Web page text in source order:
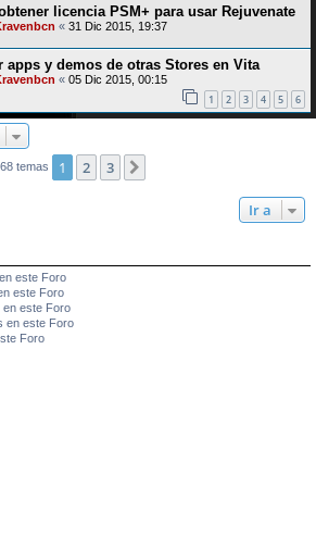
licencia PSM+ para usar Rejuvenate
« 31 Dic 2015, 19:37
apps y demos de otras Stores en Vita
« 05 Dic 2015, 00:15
1 2 3 4 5 6
68 temas 1 2 3
Ir a
este Foro
este Foro
en este Foro
en este Foro
Foro